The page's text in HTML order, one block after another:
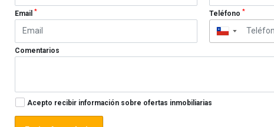
Email* Teléfono *
▼
Comentarios
Acepto recibir información sobre ofertas inmobiliarias